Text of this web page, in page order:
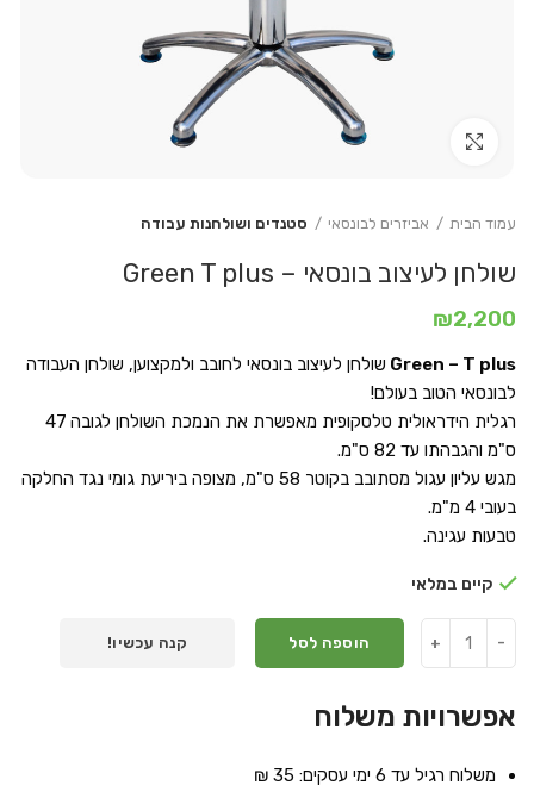
Click to enlarge
עמוד הבית אביזרים לבונסאי סטנדים ושולחנות עבודה
שולחן לעיצוב בונסאי – Green T plus
₪2,200
Green – T plus שולחן לעיצוב בונסאי לחובב ולמקצוען, שולחן העבודה
לבונסאי הטוב בעולם!
רגלית הידראולית טלסקופית מאפשרת את הנמכת השולחן לגובה 47
ס"מ והגבהתו עד 82 ס"מ.
מגש עליון עגול מסתובב בקוטר 58 ס"מ, מצופה ביריעת גומי נגד החלקה
בעובי 4 מ"מ.
טבעות עגינה.
קיים במלאי
הוספה לסל קנה עכשיו!
אפשרויות משלוח
משלוח רגיל עד 6 ימי עסקים: 35 ₪